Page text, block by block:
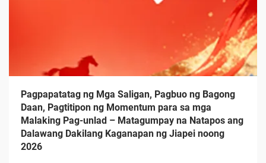
Pagpapatatag ng Mga Saligan, Pagbuo ng Bagong
Daan, Pagtitipon ng Momentum para sa mga
Malaking Pag-unlad – Matagumpay na Natapos ang
Dalawang Dakilang Kaganapan ng Jiapei noong
2026